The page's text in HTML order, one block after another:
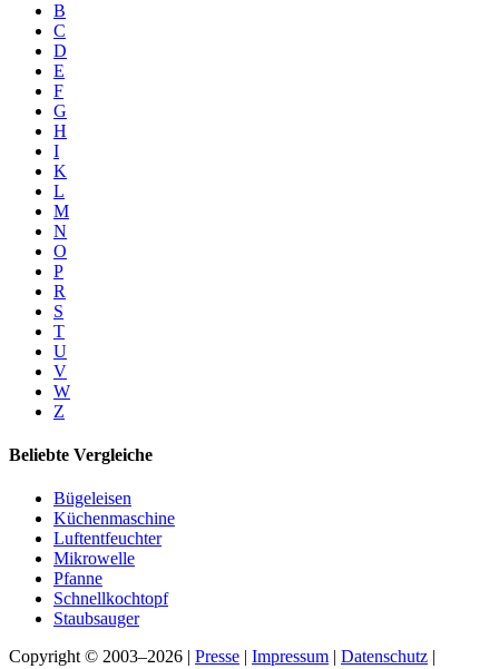
B
C
D
E
F
G
H
I
K
L
M
N
O
P
R
S
T
U
V
W
Z
Beliebte Vergleiche
Bügeleisen
Küchenmaschine
Luftentfeuchter
Mikrowelle
Pfanne
Schnellkochtopf
Staubsauger
Copyright © 2003–2026 | Presse | Impressum | Datenschutz |